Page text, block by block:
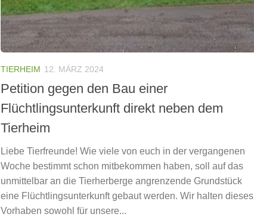
TIERHEIM 12. MÄRZ 2024
Petition gegen den Bau einer
Flüchtlingsunterkunft direkt neben dem
Tierheim
Liebe Tierfreunde! Wie viele von euch in der vergangenen
Woche bestimmt schon mitbekommen haben, soll auf das
unmittelbar an die Tierherberge angrenzende Grundstück
eine Flüchtlingsunterkunft gebaut werden. Wir halten dieses
Vorhaben sowohl für unsere...